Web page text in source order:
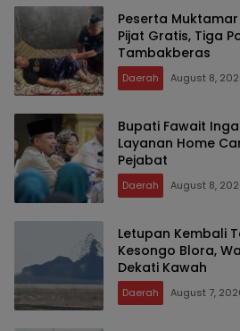
Peserta
Pijat Gratis, Tiga
Tambakberas
Daerah August 8,
Bupati Fawait
Layanan Home
Pejabat
Daerah August 8,
Letupan Kembali
Kesongo Blora,
Dekati Kawah
Daerah August 7,